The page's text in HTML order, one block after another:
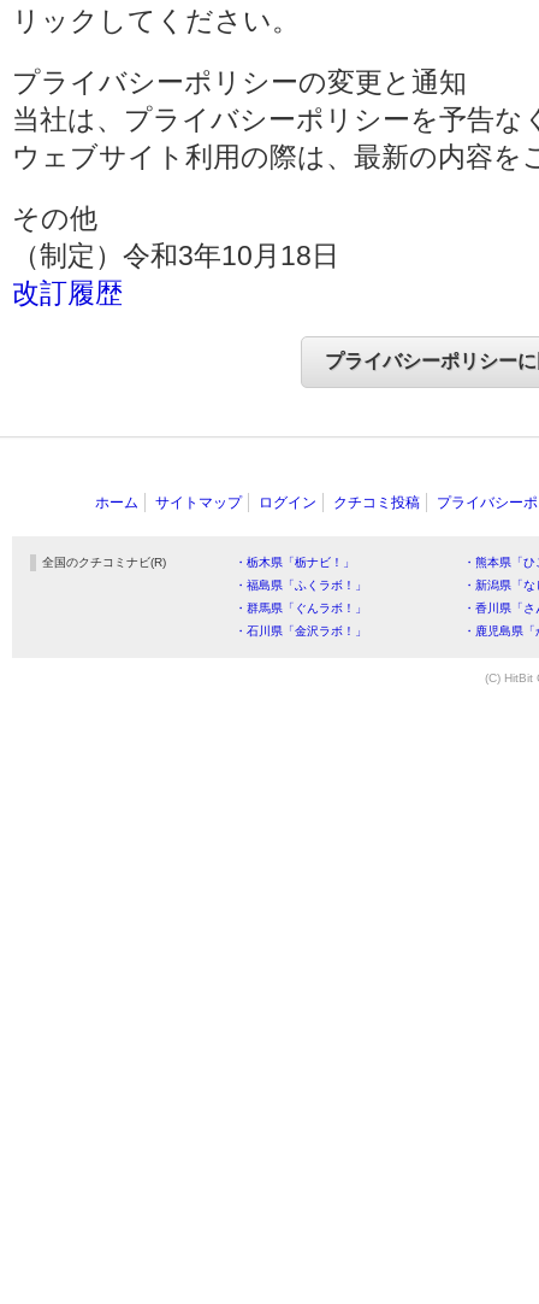
リックしてください。
プライバシーポリシーの変更と通知
当社は、プライバシーポリシーを予告
ウェブサイト利用の際は、最新の内容を
その他
（制定）令和3年10月18日
改訂履歴
ホーム サイトマップ ログイン クチコミ投稿 プライバシー
全国のクチコミナビ(R) ・栃木県「栃ナビ！」
・熊本県「
・福島県「ふくラボ！」
・新潟県「
・群馬県「ぐんラボ！」
・香川県「
・石川県「金沢ラボ！」
・鹿児島県
(C) HitBit